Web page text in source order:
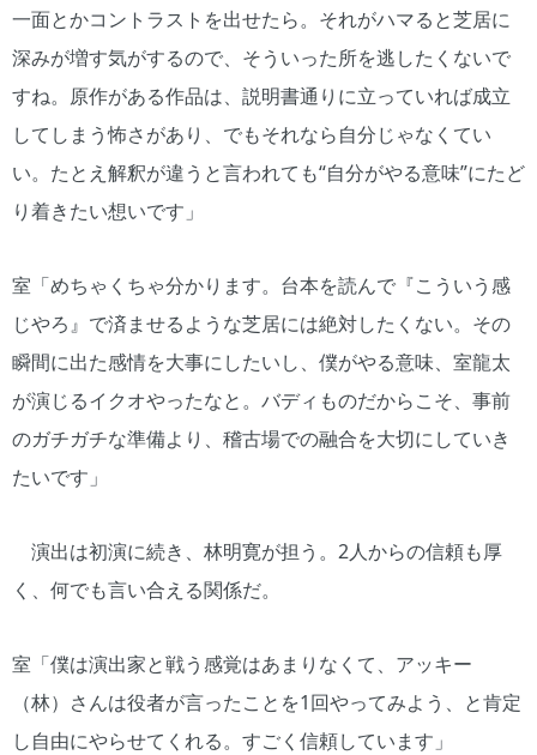
一面とかコントラストを出せたら。それがハマると芝居に
深みが増す気がするので、そういった所を逃したくないで
すね。原作がある作品は、説明書通りに立っていれば成立
してしまう怖さがあり、でもそれなら自分じゃなくてい
い。たとえ解釈が違うと言われても“自分がやる意味”にたど
り着きたい想いです」
室「めちゃくちゃ分かります。台本を読んで『こういう感
じやろ』で済ませるような芝居には絶対したくない。その
瞬間に出た感情を大事にしたいし、僕がやる意味、室龍太
が演じるイクオやったなと。バディものだからこそ、事前
のガチガチな準備より、稽古場での融合を大切にしていき
たいです」
演出は初演に続き、林明寛が担う。2人からの信頼も厚
く、何でも言い合える関係だ。
室「僕は演出家と戦う感覚はあまりなくて、アッキー
（林）さんは役者が言ったことを1回やってみよう、と肯定
し自由にやらせてくれる。すごく信頼しています」